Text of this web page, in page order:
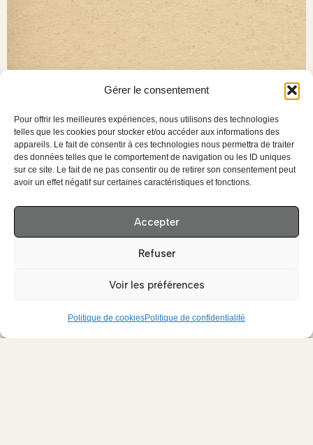
Gérer le consentement
Pour offrir les meilleures expériences, nous utilisons des technologies
telles que les cookies pour stocker et/ou accéder aux informations des
appareils. Le fait de consentir à ces technologies nous permettra de traiter
des données telles que le comportement de navigation ou les ID uniques
sur ce site. Le fait de ne pas consentir ou de retirer son consentement peut
avoir un effet négatif sur certaines caractéristiques et fonctions.
Accepter
Refuser
Voir les préférences
Politique de cookiesPolitique de confidentialité